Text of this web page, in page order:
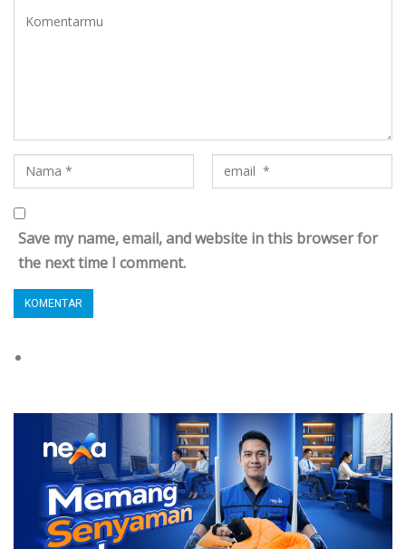
Save my name, email, and website in this browser for
the next time I comment.